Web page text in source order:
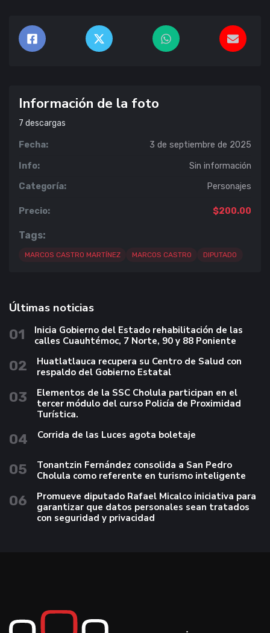
Información de la foto
7 descargas
Fecha: 3 de septiembre de 2025
Info: Sin información
Categoría: Personajes
Precio: $200.00
Tags:
MARCOS CASTRO MARTÍNEZ MARCOS CASTRO DIPUTADO
Últimas noticias
01
Inicia Gobierno del Estado rehabilitación de las
calles Cuauhtémoc, 7 Norte, 90 y 88 Poniente
02
Huatlatlauca recupera su Centro de Salud con
respaldo del Gobierno Estatal
03
Elementos de la SSC Cholula participan en el
tercer módulo del curso Policía de Proximidad
Turística.
04 Corrida de las Luces agota boletaje
05
Tonantzin Fernández consolida a San Pedro
Cholula como referente en turismo inteligente
06
Promueve diputado Rafael Micalco iniciativa para
garantizar que datos personales sean tratados
con seguridad y privacidad